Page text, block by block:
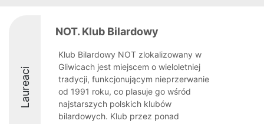
Laureaci
NOT. Klub Bilardowy
Klub Bilardowy NOT zlokalizowany w
Gliwicach jest miejscem o wieloletniej
tradycji, funkcjonującym nieprzerwanie
od 1991 roku, co plasuje go wśród
najstarszych polskich klubów
bilardowych. Klub przez ponad